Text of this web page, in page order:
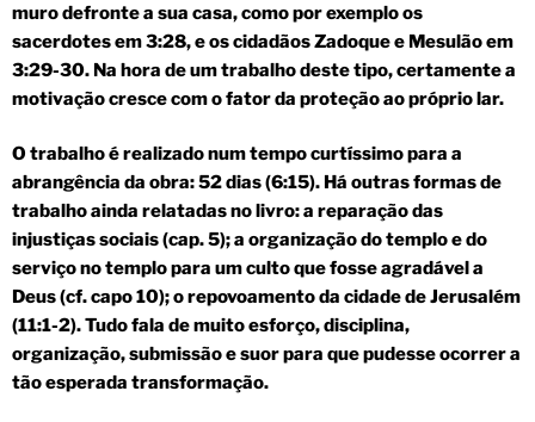
muro defronte a sua casa, como por exemplo os
sacerdotes em 3:28, e os cidadãos Zadoque e Mesulão em
3:29-30. Na hora de um trabalho deste tipo, certamente a
motivação cresce com o fator da proteção ao próprio lar.
O trabalho é realizado num tempo curtíssimo para a
abrangência da obra: 52 dias (6:15). Há outras formas de
trabalho ainda relatadas no livro: a reparação das
injustiças sociais (cap. 5); a organização do templo e do
serviço no templo para um culto que fosse agradável a
Deus (cf. capo 10); o repovoamento da cidade de Jerusalém
(11:1-2). Tudo fala de muito esforço, disciplina,
organização, submissão e suor para que pudesse ocorrer a
tão esperada transformação.